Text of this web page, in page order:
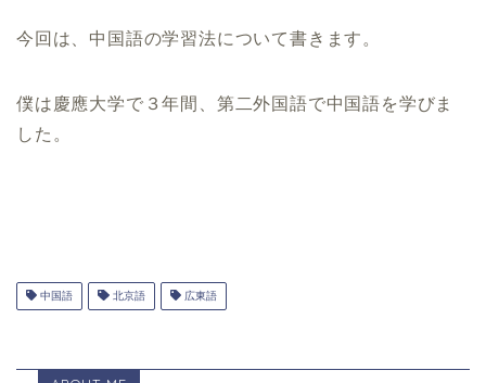
今回は、中国語の学習法について書きます。
僕は慶應大学で３年間、第二外国語で中国語を学びま
した。
中国語 北京語 広東語